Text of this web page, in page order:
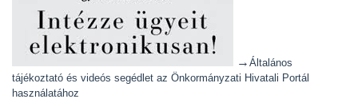
→ Általános
tájékoztató és videós segédlet az Önkormányzati Hivatali Portál
használatához